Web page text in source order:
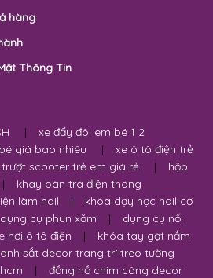
hàng
Thông Tin
|
xe đẩy đôi em bé 1 2
giá bao nhiêu |
xe ô tô điện trẻ
trượt scooter trẻ em giá rẻ |
hộp
|
khay bàn trà điện thông
làm nail |
khóa dạy học nail cơ
dụng cụ phun xăm |
dụng cụ nối
hơi ô tô điện |
khóa tay gạt nắm
sắt decor trang trí treo tường
|
đồng hồ chim công decor